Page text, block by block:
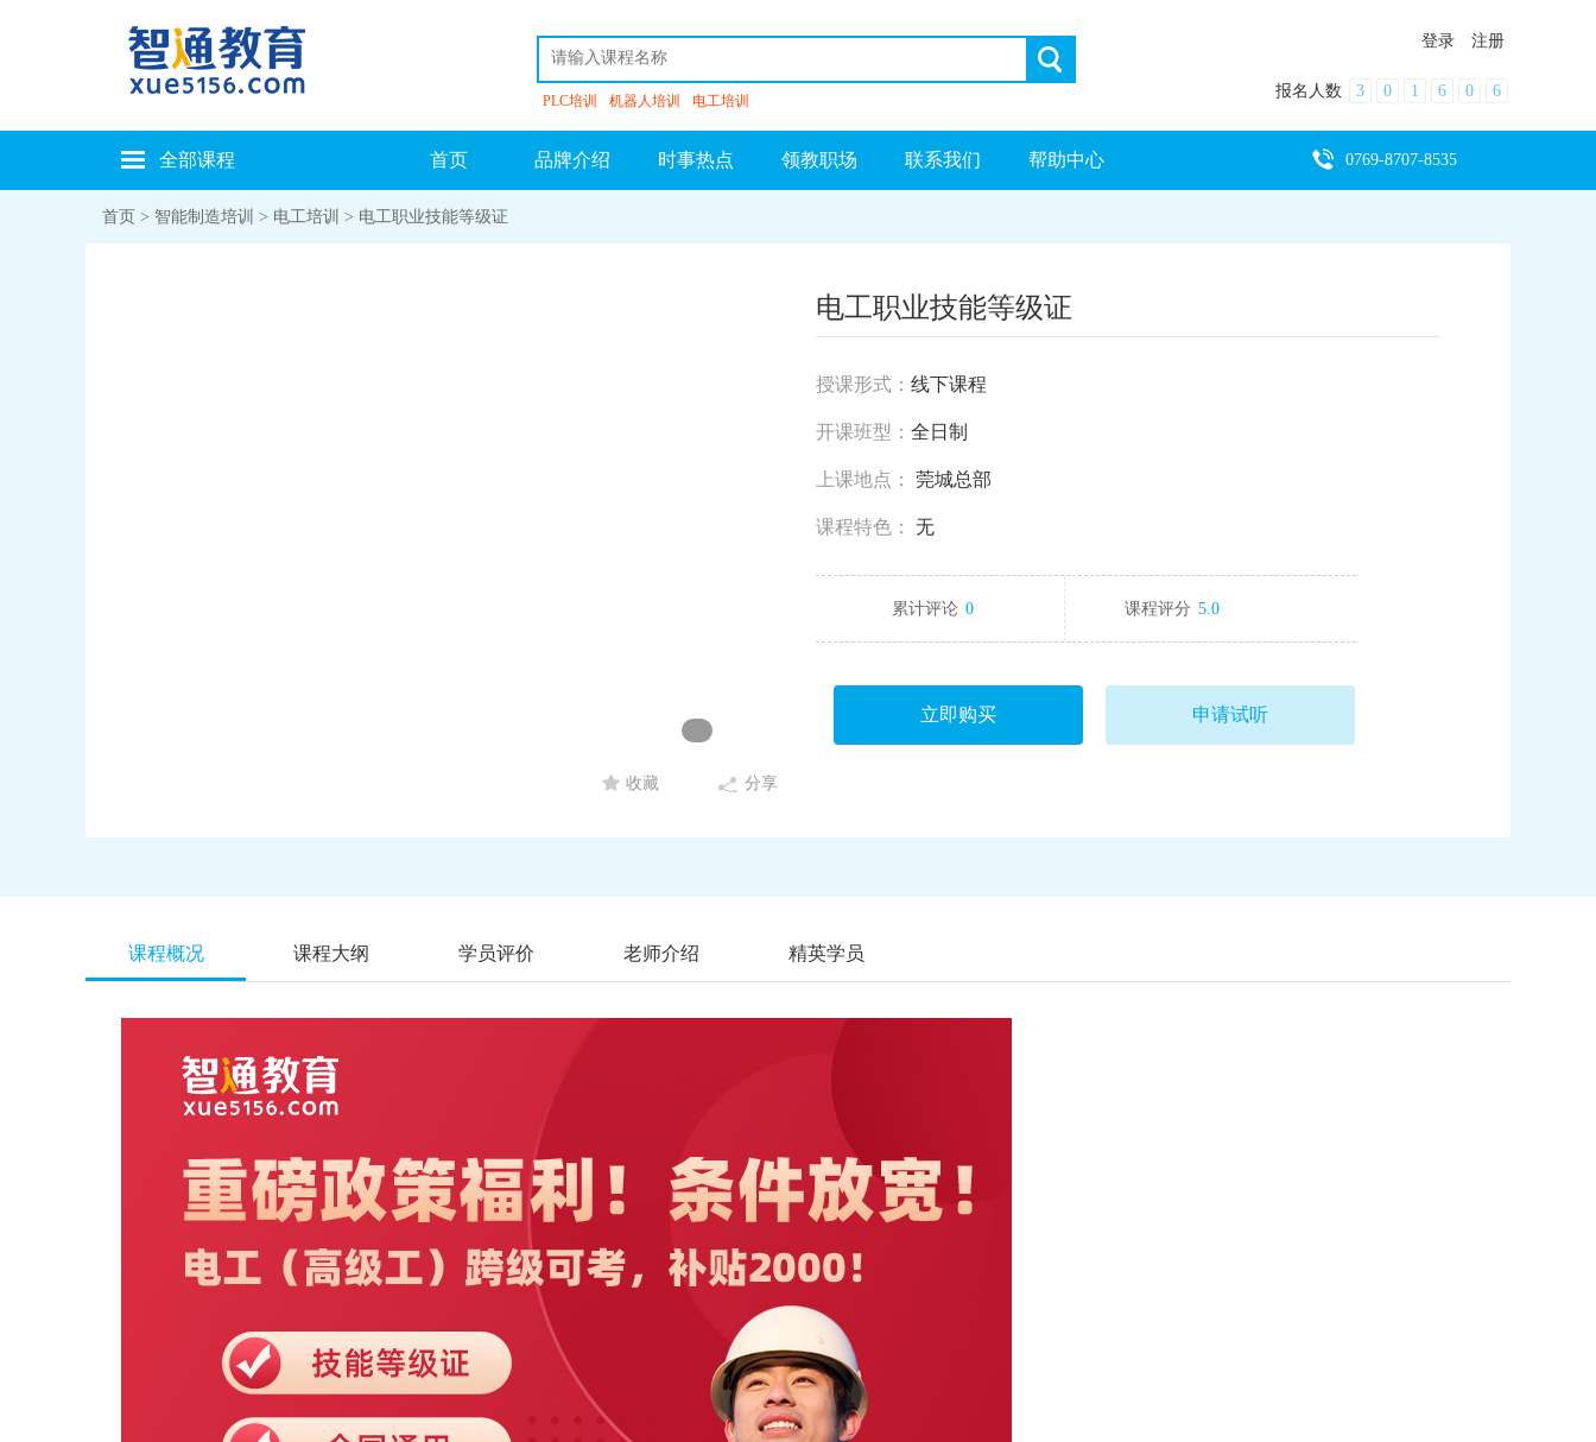
PLC培训 机器人培训 电工培训
登录 注册
报名人数 3 0 1 6 0 6
首页 品牌介绍 时事热点 领教职场 联系我们 帮助中心 0769-8707-8535
全部课程
首页 > 智能制造培训 > 电工培训 > 电工职业技能等级证
收藏 分享
电工职业技能等级证
授课形式： 线下课程
开课班型： 全日制
上课地点： 莞城总部
课程特色： 无
累计评论 0 课程评分 5.0
立即购买 申请试听
课程概况 课程大纲 学员评价 老师介绍 精英学员